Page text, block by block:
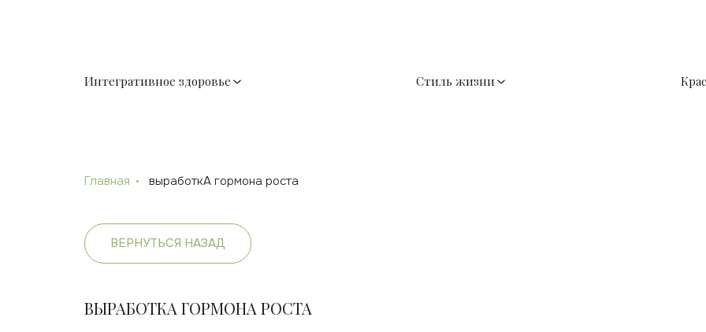
Интегративное здоровье Стиль жизни
Главная выработкА гормона роста
ВЕРНУТЬСЯ НАЗАД
ВЫРАБОТКА ГОРМОНА РОСТА